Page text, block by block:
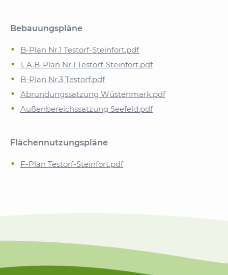
Bebauungspläne
B-Plan Nr.1 Testorf-Steinfort.pdf
1. Ä.B-Plan Nr.1 Testorf-Steinfort.pdf
B-Plan Nr.3 Testorf.pdf
Abrundungssatzung Wüstenmark.pdf
Außenbereichssatzung Seefeld.pdf
Flächennutzungspläne
F-Plan Testorf-Steinfort.pdf